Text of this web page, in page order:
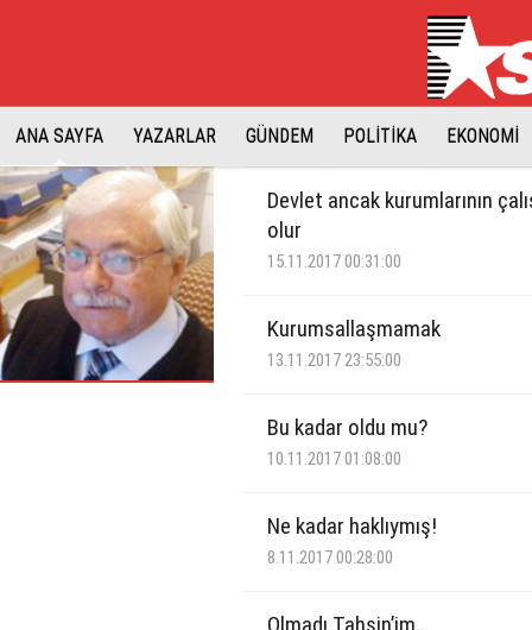
ANA SAYFA YAZARLAR GÜNDEM POLİTİKA EKONOMİ
Devlet ancak kurumlarının
olur
15.11.2017 00:31:00
Kurumsallaşmamak
13.11.2017 23:55:00
Bu kadar oldu mu?
10.11.2017 01:08:00
Ne kadar haklıymış!
8.11.2017 00:28:00